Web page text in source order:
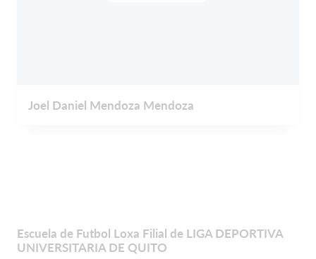
Joel Daniel Mendoza Mendoza
Escuela de Futbol Loxa Filial de LIGA DEPORTIVA
UNIVERSITARIA DE QUITO